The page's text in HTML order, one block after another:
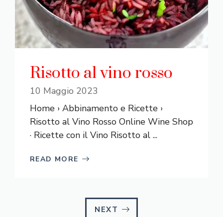
Risotto al vino rosso
10 Maggio 2023
Home › Abbinamento e Ricette ›
Risotto al Vino Rosso Online Wine Shop
· Ricette con il Vino Risotto al ...
READ MORE
NEXT